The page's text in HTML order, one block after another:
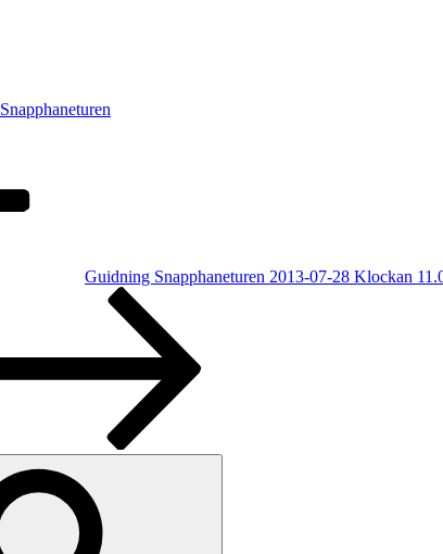
Snapphaneturen
Guidning Snapphaneturen 2013-07-28 Klockan